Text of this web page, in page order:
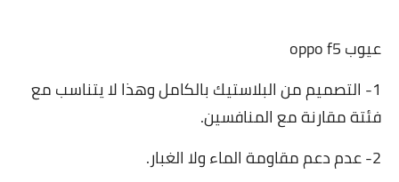
عيوب oppo f5
1- التصميم من البلاستيك بالكامل وهذا لا يتناسب مع
فئتة مقارنة مع المنافسين.
2- عدم دعم مقاومة الماء ولا الغبار.